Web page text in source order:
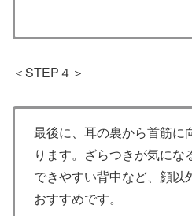
＜STEP４＞
最後に、耳の裏から首筋に
ります。ざらつきが気にな
できやすい背中など、顔以
おすすめです。